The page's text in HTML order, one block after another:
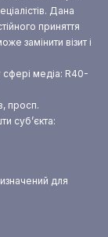
Дана
приняття
замінити візит і
сфері медіа: R40-
просп.
суб’єкта:
для